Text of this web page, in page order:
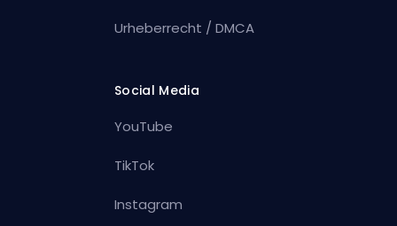
Urheberrecht / DMCA
Social Media
YouTube
TikTok
Instagram